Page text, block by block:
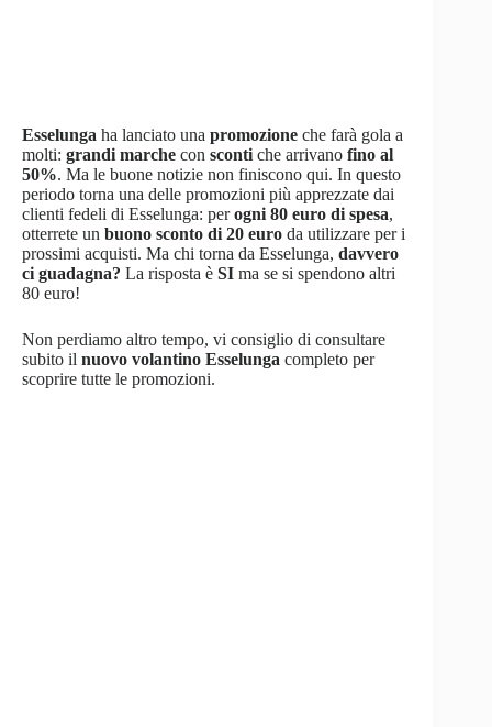
Esselunga ha lanciato una promozione che farà gola a
molti: grandi marche con sconti che arrivano fino al
50%. Ma le buone notizie non finiscono qui. In questo
periodo torna una delle promozioni più apprezzate dai
clienti fedeli di Esselunga: perogni 80 euro di spesa,
otterrete un buono sconto di 20 euro da utilizzare per i
prossimi acquisti. Ma chi torna da Esselunga, davvero
ci guadagna? La risposta è SI ma se si spendono altri
80 euro!
Non perdiamo altro tempo, vi consiglio di consultare
subito il nuovo volantino Esselunga completo per
scoprire tutte le promozioni.